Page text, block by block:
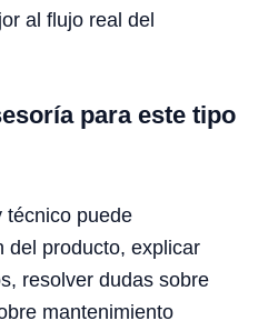
al flujo real del
para este tipo
técnico puede
del producto, explicar
resolver dudas sobre
mantenimiento